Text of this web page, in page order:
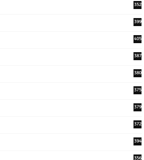
352
399
405
387
380
375
379
372
394
356